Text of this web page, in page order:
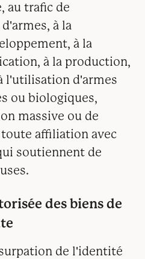
au trafic de
à la
à la
à la production,
l'utilisation d'armes
ou biologiques,
massive ou de
affiliation avec
soutiennent de
des biens de
de l'identité